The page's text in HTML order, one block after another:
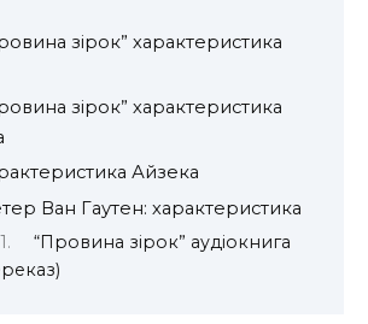
зірок” характеристика
зірок” характеристика
Айзека
Ван Гаутен: характеристика
“Провина зірок” аудіокнига